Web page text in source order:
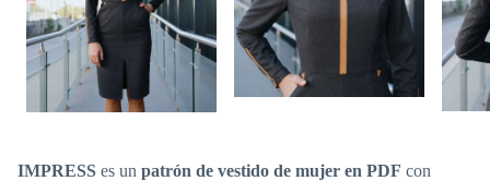
IMPRESS es un patrón de vestido de mujer en PDF con